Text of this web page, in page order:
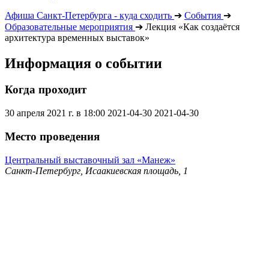
Афиша Санкт-Петербурга - куда сходить ➔ События ➔
Образовательные мероприятия ➔ Лекция «Как создаётся
архитектура временных выставок»
Информация о событии
Когда проходит
30 апреля 2021 г. в 18:00 2021-04-30 2021-04-30
Место проведения
Центральный выставочный зал «Манеж»
Санкт-Петербург, Исаакиевская площадь, 1